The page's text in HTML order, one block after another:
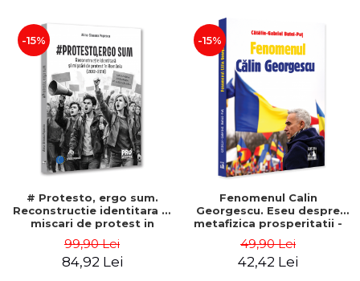
-15%
# Protesto, ergo sum.
Reconstructie identitara si
miscari de protest in
Alina-Simona Popescu
99,90 Lei
84,92 Lei
-15%
Fenomenul Calin
Georgescu. Eseu despre
metafizica prosperitatii -
49,90 Lei
42,42 Lei